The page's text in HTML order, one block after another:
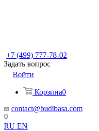
+7 (499) 777-78-02
Задать вопрос
Войти
Корзина0
contact@budibasa.com
RU EN